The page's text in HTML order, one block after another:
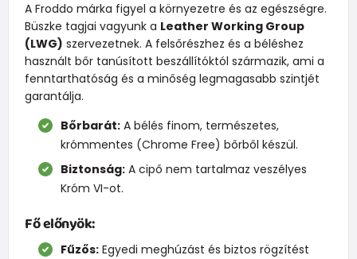
A Froddo márka figyel a környezetre és az egészségre.
Büszke tagjai vagyunk a Leather Working Group
(LWG) szervezetnek. A felsőrészhez és a béléshez
használt bőr tanúsított beszállítóktól származik, ami a
fenntarthatóság és a minőség legmagasabb szintjét
garantálja.
Bőrbarát: A bélés finom, természetes,
krómmentes (Chrome Free) bőrből készül.
Biztonság: A cipő nem tartalmaz veszélyes
Króm VI-ot.
Fő előnyök:
Fűzős: Egyedi meghúzást és biztos rögzítést